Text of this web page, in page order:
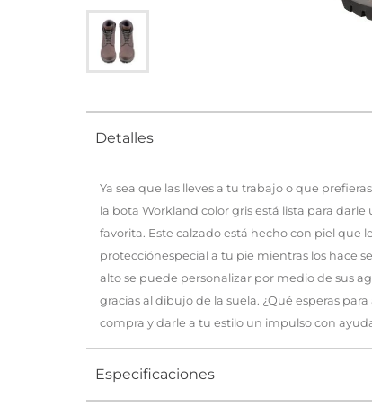
Detalles
Ya sea que las lleves a tu trabajo o que
la bota Workland color gris está lista para
favorita. Este calzado está hecho con piel que
protecciónespecial a tu pie mientras los hace
alto se puede personalizar por medio de sus
gracias al dibujo de la suela. ¿Qué esperas
compra y darle a tu estilo un impulso con
Especificaciones